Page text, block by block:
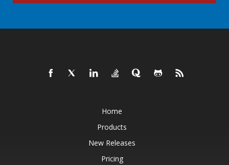
Home
Products
New Releases
Pricing